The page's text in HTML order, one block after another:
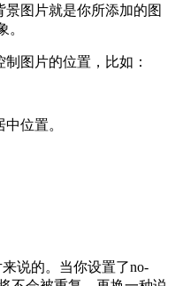
图片就是你所添加的图
。
图片的位置，比如：
位置。
来说的。当你设置了no-